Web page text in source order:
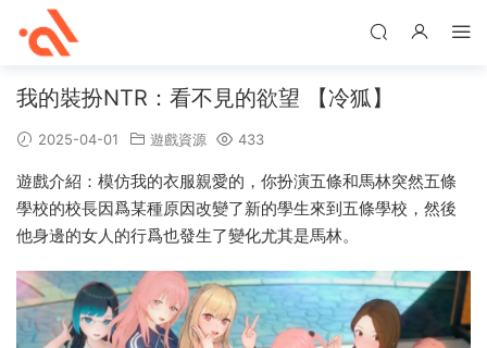
我的裝扮NTR：看不見的欲望 【冷狐】
2025-04-01 遊戲資源 433
遊戲介紹：模仿我的衣服親愛的，你扮演五條和馬林突然五條
學校的校長因爲某種原因改變了新的學生來到五條學校，然後
他身邊的女人的行爲也發生了變化尤其是馬林。